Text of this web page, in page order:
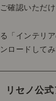
確認いただけ
「インテリア
ロードしてみ
リセノ公